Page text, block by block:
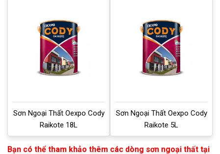
Sơn Ngoại Thất Oexpo Cody
Raikote 18L
Sơn Ngoại Thất Oexpo Cody
Raikote 5L
Bạn có thể tham khảo thêm các dòng sơn ngoại thất tại